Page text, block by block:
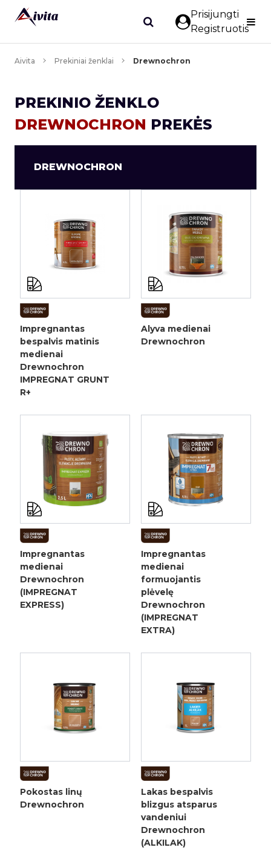
Prisijungti
Registruotis
Aivita Prekiniai ženklai Drewnochron
PREKINIO ŽENKLO
DREWNOCHRON PREKĖS
DREWNOCHRON
Impregnantas
bespalvis matinis
medienai
Drewnochron
IMPREGNAT GRUNT
R+
Alyva medienai
Drewnochron
Impregnantas
medienai
Drewnochron
(IMPREGNAT
EXPRESS)
Impregnantas
medienai
formuojantis
plėvelę
Drewnochron
(IMPREGNAT
EXTRA)
Pokostas linų
Drewnochron
Lakas bespalvis
blizgus atsparus
vandeniui
Drewnochron
(ALKILAK)